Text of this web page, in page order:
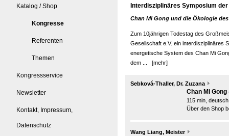
Katalog / Shop
Kongresse
Referenten
Themen
Kongressservice
Newsletter
Kontakt, Impressum,
Datenschutz
Interdisziplinäres Symposium
Chan Mi Gong und die Ökologie
Zum 10jährigen Todestag des
Gesellschaft e.V. ein interdisziplinäres
energetische System des Chan Mi
dem ... [mehr]
Sebková-Thaller, Dr. Zuzana
Chan Mi
115 min, deutsch
Über den Shop
Wang Liang, Meister